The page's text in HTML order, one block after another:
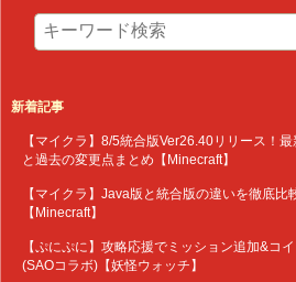
新着記事
【マイクラ】8/5統合版Ver26.40リリース！
と過去の変更点まとめ【Minecraft】
【マイクラ】Java版と統合版の違いを徹底比
【Minecraft】
【ぷにぷに】攻略応援でミッション追加&コ
(SAOコラボ)【妖怪ウォッチ】